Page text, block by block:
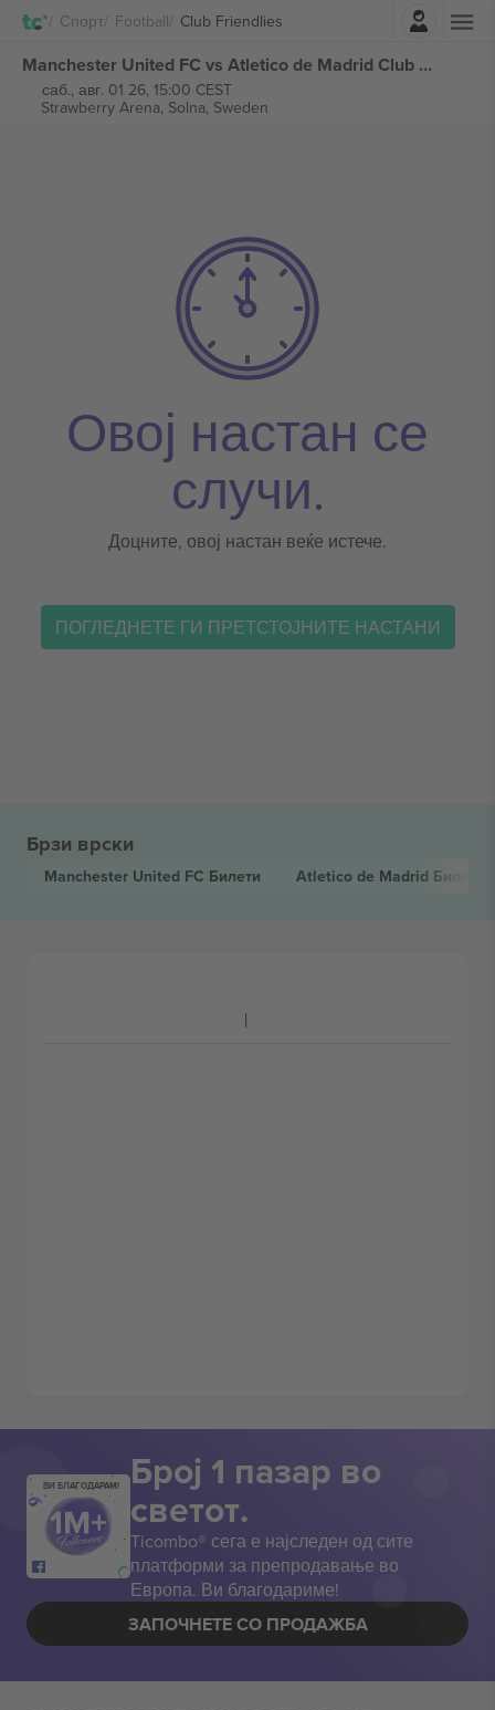
Спорт Football Club FriendliesНајави се
Manchester United FC vs Atletico de Madrid Club Friendlies билети
саб., авг. 01 26, 15:00 CEST
Strawberry Arena, Solna, Sweden
Овој настан се
случи.
Доцните, овој настан веќе истече.
ПОГЛЕДНЕТЕ ГИ ПРЕТСТОЈНИТЕ НАСТАНИ
Брзи врски
Manchester United FC Билети Atletico de Madrid Билети
ВИ БЛАГОДАРАМ! Број 1 пазар во
светот.
Ticombo® сега е најследен од сите
платформи за препродавање во
Европа. Ви благодариме!
ЗАПОЧНЕТЕ СО ПРОДАЖБА